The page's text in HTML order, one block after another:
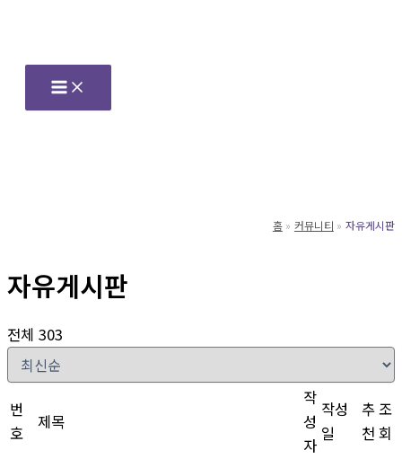
홈 커뮤니티 자유게시판
자유게시판
전체 303
번
호
제목
작
성
자
작성
일
추
천
조
회